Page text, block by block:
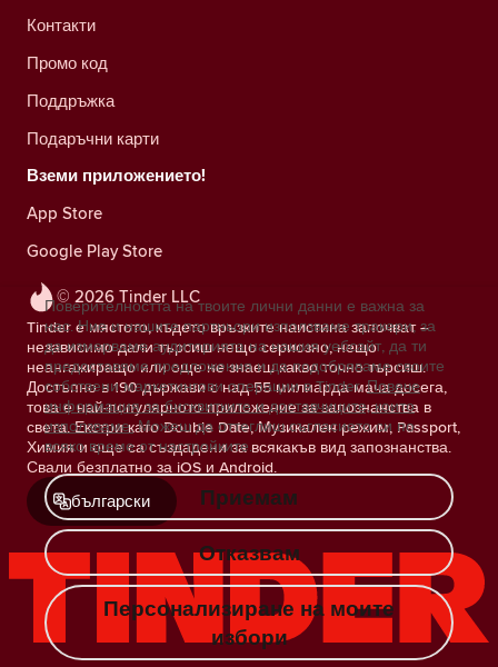
© 2026 Tinder LLC
Tinder е мястото, където връзките наистина започват –
независимо дали търсиш нещо сериозно, нещо
неангажиращо или още не знаеш какво точно търсиш.
Достъпно в 190 държави с над 55 милиарда мача досега,
това е най-популярното приложение за запознанства в
света. Екстри като Double Date, Музикален режим, Passport,
Химия и още са създадени за всякакъв вид запознанства.
Свали безплатно за iOS и Android.
български
Контакти
Промо код
Поддръжка
Подаръчни карти
Вземи приложението!
App Store
Google Play Store
Поверителността на твоите лични данни е важна за
нас. Ние и нашите партньори използваме тракери, за
да измерваме аудиторията на нашия уебсайт, да ти
предоставяме предложения и да подобряваме своите
собствени маркетингови операции в Tinder. Повече
информация за бисквитките и доставчиците, които
използваме. Можеш да оттеглиш съгласието си по
всяко време от настройките.
Приемам
Отказвам
Персонализиране на моите
избори